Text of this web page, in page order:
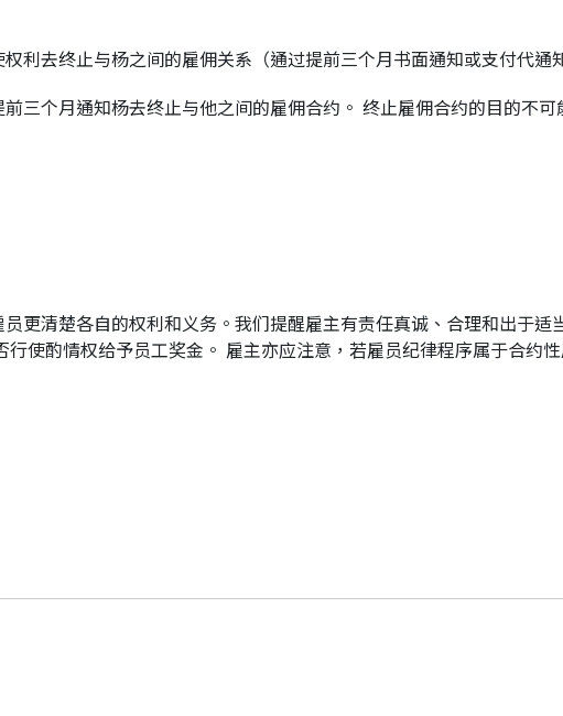
利去终止与杨之间的雇佣关系（通过提前三个月书面通知或支付代通
三个月通知杨去终止与他之间的雇佣合约。 终止雇佣合约的目的不
更清楚各自的权利和义务。我们提醒雇主有责任真诚、合理和出于适
使酌情权给予员工奖金。 雇主亦应注意，若雇员纪律程序属于合约